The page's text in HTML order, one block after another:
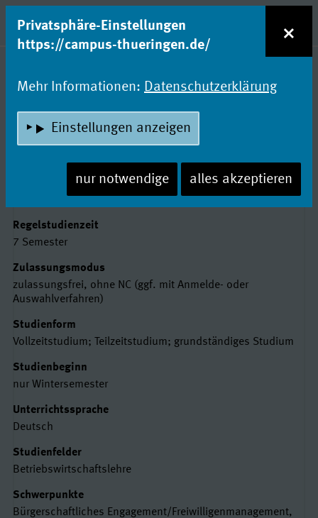
zum Inhalt
Entdecke Dein Studium!
SOZIALMANAGEMENT
Hochschule Nordhausen
Basisdaten
Regelstudienzeit
7 Semester
Zulassungsmodus
zulassungsfrei, ohne NC (ggf. mit Anmelde- oder
Auswahlverfahren)
Studienform
Vollzeitstudium; Teilzeitstudium; grundständiges Studium
Studienbeginn
nur Wintersemester
Unterrichtssprache
Deutsch
Studienfelder
Betriebswirtschaftslehre
Schwerpunkte
Bürgerschaftliches Engagement/Freiwilligenmanagement,
Privatsphäre-Einstellungen
https://campus-thueringen.de/
×
Mehr Informationen: Datenschutzerklärung
Einstellungen anzeigen
nur notwendige alles akzeptieren